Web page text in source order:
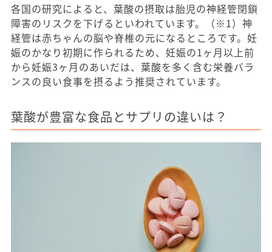
各国の研究によると、葉酸の摂取は胎児の神経管閉鎖
障害のリスクを下げるといわれています。（※1）神
経管は赤ちゃんの脳や脊椎の元になるところです。妊
娠のかなり初期に作られるため、妊娠の1ヶ月以上前
から妊娠3ヶ月のあいだは、葉酸を多く含む栄養バラ
ンスの良い食事を摂るよう推奨されています。
葉酸が豊富な食品とサプリの違いは？